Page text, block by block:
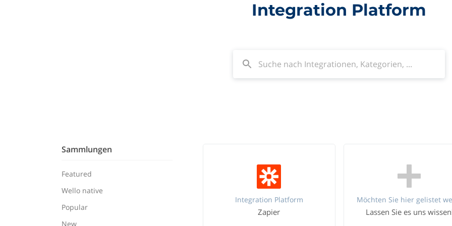
Integration Platform
Sammlungen
Featured
Wello native
Popular
New
Integration Platform
Zapier Lassen Sie es uns